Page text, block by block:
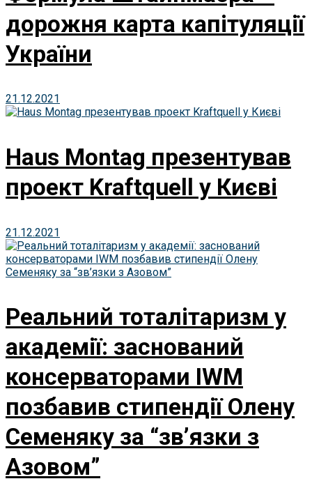
дорожня карта капітуляції
України
21.12.2021
Haus Montag презентував
проект Kraftquell у Києві
21.12.2021
Реальний тоталітаризм у
академії: заснований
консерваторами IWM
позбавив стипендії Олену
Семеняку за “зв’язки з
Азовом”